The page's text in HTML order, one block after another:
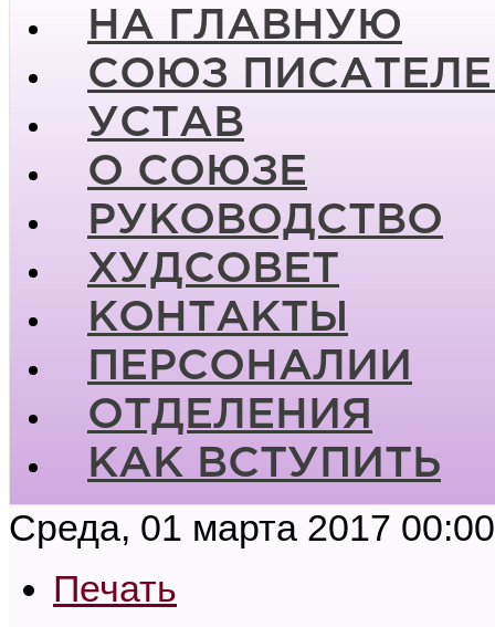
НА ГЛАВНУЮ
СОЮЗ
УСТАВ
О СОЮЗЕ
РУКОВОДСТВО
ХУДСОВЕТ
КОНТАКТЫ
ПЕРСОНАЛИИ
ОТДЕЛЕНИЯ
КАК ВСТУПИТЬ
Среда, 01 марта 2017 00:00
Печать